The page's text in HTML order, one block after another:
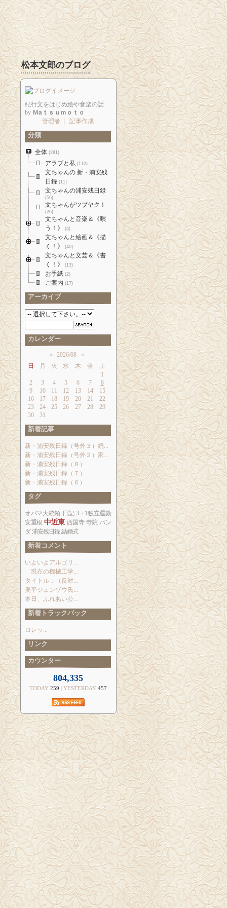
松本文郎のブログ
紀行文をはじめ絵や音楽の話
by Ｍaｔｓｕｍｏｔｏ
管理者
記事作成
分類
全体 (281)
アラブと私 (112)
文ちゃんの 新・浦安残
日録 (11)
文ちゃんの浦安残日録
(56)
文ちゃんがツブヤク！
(26)
文ちゃんと音楽＆《唄
う！》
(4)
文ちゃんと絵画＆《描
く！》
(40)
文ちゃんと文芸＆《書
く！》
(13)
お手紙 (2)
ご案内 (17)
アーカイブ
カレンダー
« 2026/08
»
日
月 火 水 木 金
土
1
2
3 4 5 6 7
8
9
10 11 12 13 14
15
16
17 18 19 20 21
22
23
24 25 26 27 28
29
30
31
新着記事
新・浦安残日録（号外３）続...
新・浦安残日録（号外２）家...
新・浦安残日録（８）
新・浦安残日録（７）
新・浦安残日録（６）
タグ
オバマ大統領 日記 3・1独立運動
安重根 中近東 西国寺 寺院 パン
ダ 浦安残日録 結婚式
新着コメント
いよいよアルゴリ...
現在の機械工学...
タイトル：（反対...
奥平ジュンゾウ氏...
本日、ふれあい公...
新着トラックバック
ロレッ...
リンク
カウンター
804,335
TODAY 259 | YESTERDAY 457